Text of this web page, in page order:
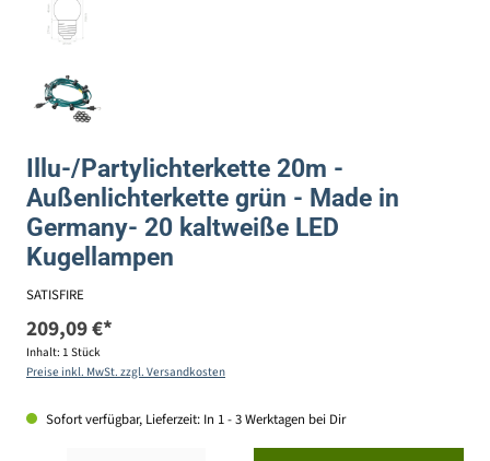
Illu-/Partylichterkette 20m -
Außenlichterkette grün - Made in
Germany- 20 kaltweiße LED
Kugellampen
SATISFIRE
209,09 €*
Inhalt: 1 Stück
Preise inkl. MwSt. zzgl. Versandkosten
Sofort verfügbar, Lieferzeit: In 1 - 3 Werktagen bei Dir